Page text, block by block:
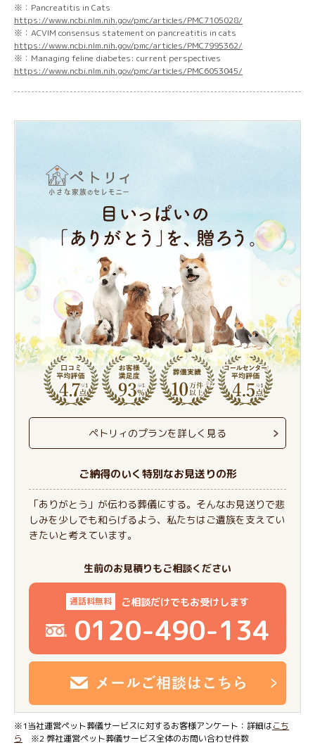
※：Pancreatitis in Cats
https://www.ncbi.nlm.nih.gov/pmc/articles/PMC7105028/
※：ACVIM consensus statement on pancreatitis in cats
https://www.ncbi.nlm.nih.gov/pmc/articles/PMC7995362/
※：Managing feline diabetes: current perspectives
https://www.ncbi.nlm.nih.gov/pmc/articles/PMC6053045/
ペトリィのプランを詳しく見る
ご納得のいく特別なお見送りの形
「ありがとう」が伝わる葬儀にする。そんなお見送りで悲
しみを少しでも和らげるよう、私たちはご遺族を支えてい
きたいと考えています。
生前のお見積りもご相談ください
通話料無料 ご相談だけでもお受けします
0120-490-134
※1当社運営ペット葬儀サービスに対するお客様アンケート：詳細はこち
ら
※2 弊社運営ペット葬儀サービス全体のお問い合わせ件数